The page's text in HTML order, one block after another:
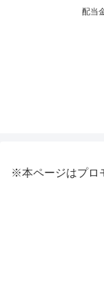
配当
※本ページはプロ